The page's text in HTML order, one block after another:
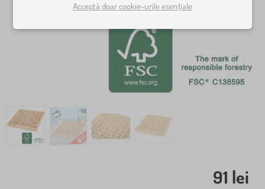
91 lei
Acceptă doar cookie-urile esențiale